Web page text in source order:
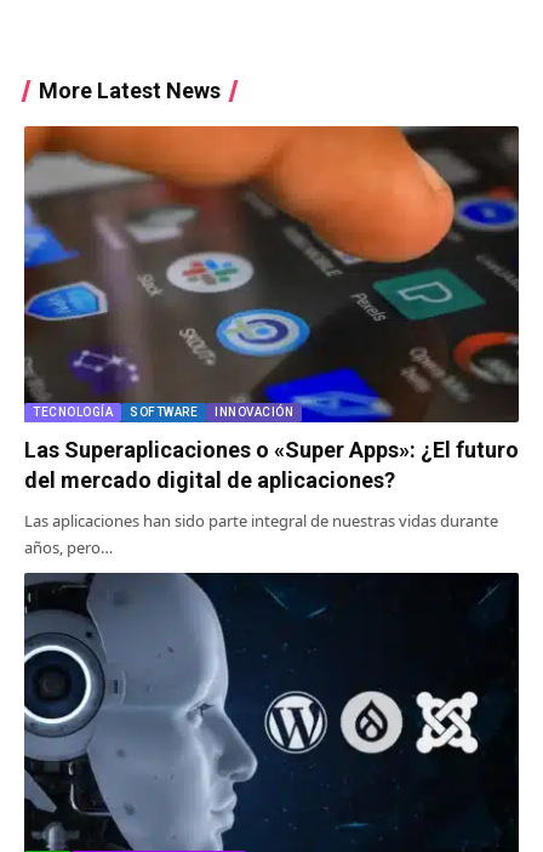
The Verge
More Latest News
TECNOLOGÍA SOFTWARE INNOVACIÓN
Las Superaplicaciones o «Super Apps»: ¿El futuro
del mercado digital de aplicaciones?
Las aplicaciones han sido parte integral de nuestras vidas durante
años, pero…